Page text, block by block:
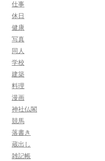
仕事
休日
健康
写真
同人
学校
建築
料理
漫画
神社仏閣
競馬
落書き
蔵出し
雑記帳